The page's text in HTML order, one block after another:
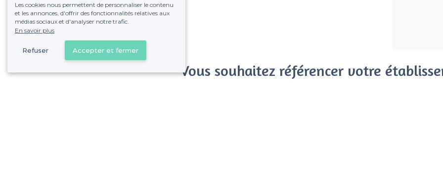
Vous souhaitez référencer votre
Les cookies nous permettent de personnaliser le contenu
et les annonces, d'offrir des fonctionnalités relatives aux
médias sociaux et d'analyser notre trafic.
En savoir plus
Refuser Accepter et fermer